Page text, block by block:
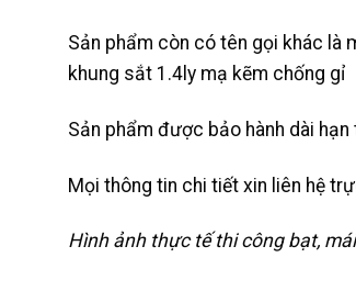
Sản phẩm còn có tên gọi khác là
khung sắt 1.4ly mạ kẽm chống gỉ
Sản phẩm được bảo hành dài
Mọi thông tin chi tiết xin liên hệ
Hình ảnh thực tế thi công bạt,